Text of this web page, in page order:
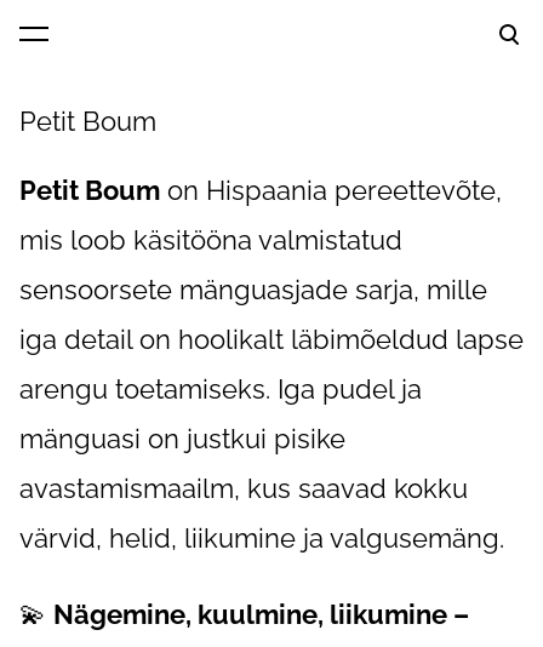
lisati ostukorvi.
Petit Boum
Petit Boum on Hispaania pereettevõte,
mis loob käsitööna valmistatud
sensoorsete mänguasjade sarja, mille
iga detail on hoolikalt läbimõeldud lapse
arengu toetamiseks. Iga pudel ja
mänguasi on justkui pisike
avastamismaailm, kus saavad kokku
värvid, helid, liikumine ja valgusemäng.
💫 Nägemine, kuulmine, liikumine –